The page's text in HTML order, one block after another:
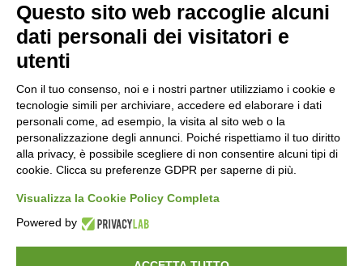
Molinaro Manufatti punta sulla qualità certificata,
con importanti attestazioni che garantiscono
prodotti e servizi all’avanguardia nel settore del
calcestruzzo.
Questo sito web raccoglie alcuni
dati personali dei visitatori e
utenti
Con il tuo consenso, noi e i nostri partner utilizziamo i cookie e
tecnologie simili per archiviare, accedere ed elaborare i dati
personali come, ad esempio, la visita al sito web o la
personalizzazione degli annunci. Poiché rispettiamo il tuo diritto
alla privacy, è possibile scegliere di non consentire alcuni tipi di
cookie. Clicca su preferenze GDPR per saperne di più.
Visualizza la Cookie Policy Completa
Powered by